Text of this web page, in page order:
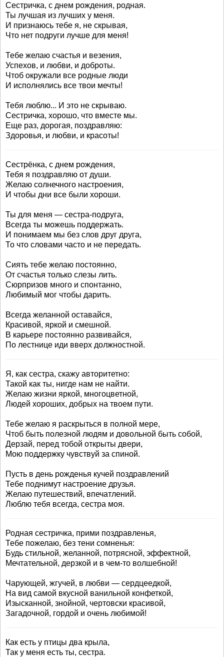
Сестричка, с днем рождения, родная.
Ты лучшая из лучших у меня.
И признаюсь тебе я, не скрывая,
Что нет подруги лучше для меня!
Тебе желаю счастья и везения,
Успехов, и любви, и доброты.
Чтоб окружали все родные люди
И исполнялись все твои мечты!
Тебя люблю... И это не скрываю.
Сестричка, хорошо, что вместе мы.
Еще раз, дорогая, поздравляю:
Здоровья, и любви, и красоты!
Сестрёнка, с днем рождения,
Тебя я поздравляю от души.
Желаю солнечного настроения,
И чтобы дни все были хороши.
Ты для меня — сестра-подруга,
Всегда ты можешь поддержать.
И понимаем мы без слов друг друга,
То что словами часто и не передать.
Сиять тебе желаю постоянно,
От счастья только слезы лить.
Сюрпризов много и спонтанно,
Любимый мог чтобы дарить.
Всегда желанной оставайся,
Красивой, яркой и смешной.
В карьере постоянно развивайся,
По лестнице иди вверх должностной.
Я, как сестра, скажу авторитетно:
Такой как ты, нигде нам не найти.
Желаю жизни яркой, многоцветной,
Людей хороших, добрых на твоем пути.
Тебе желаю я раскрыться в полной мере,
Чтоб быть полезной людям и довольной быть собой,
Дерзай, перед тобой открыты двери,
Мою поддержку чувствуй за спиной.
Пусть в день рожденья кучей поздравлений
Тебе поднимут настроение друзья.
Желаю путешествий, впечатлений.
Люблю тебя всегда, сестра моя.
Родная сестричка, прими поздравленья,
Тебе пожелаю, без тени сомненья:
Будь стильной, желанной, потрясной, эффектной,
Мечтательной, дерзкой и в чем-то волшебной!
Чарующей, жгучей, в любви — сердцеедкой,
На вид самой вкусной ванильной конфеткой,
Изысканной, знойной, чертовски красивой,
Загадочной, гордой и очень любимой!
Как есть у птицы два крыла,
Так у меня есть ты, сестра.